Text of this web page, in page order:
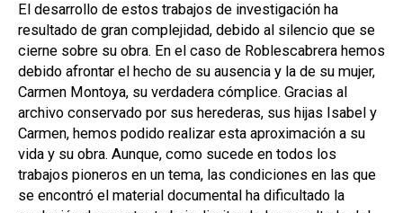
El desarrollo de estos trabajos de investigación ha
resultado de gran complejidad, debido al silencio que se
cierne sobre su obra. En el caso de Roblescabrera hemos
debido afrontar el hecho de su ausencia y la de su mujer,
Carmen Montoya, su verdadera cómplice. Gracias al
archivo conservado por sus herederas, sus hijas Isabel y
Carmen, hemos podido realizar esta aproximación a su
vida y su obra. Aunque, como sucede en todos los
trabajos pioneros en un tema, las condiciones en las que
se encontró el material documental ha dificultado la